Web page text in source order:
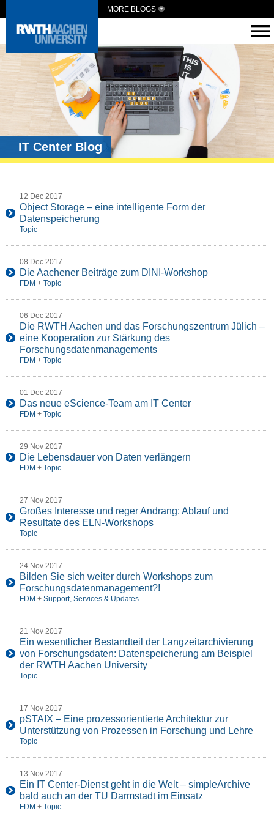
MORE BLOGS
IT Center Blog
12 Dec 2017
Object Storage – eine intelligente Form der
Datenspeicherung
Topic
08 Dec 2017
Die Aachener Beiträge zum DINI-Workshop
FDM + Topic
06 Dec 2017
Die RWTH Aachen und das Forschungszentrum Jülich –
eine Kooperation zur Stärkung des
Forschungsdatenmanagements
FDM + Topic
01 Dec 2017
Das neue eScience-Team am IT Center
FDM + Topic
29 Nov 2017
Die Lebensdauer von Daten verlängern
FDM + Topic
27 Nov 2017
Großes Interesse und reger Andrang: Ablauf und
Resultate des ELN-Workshops
Topic
24 Nov 2017
Bilden Sie sich weiter durch Workshops zum
Forschungsdatenmanagement?!
FDM + Support, Services & Updates
21 Nov 2017
Ein wesentlicher Bestandteil der Langzeitarchivierung
von Forschungsdaten: Datenspeicherung am Beispiel
der RWTH Aachen University
Topic
17 Nov 2017
pSTAIX – Eine prozessorientierte Architektur zur
Unterstützung von Prozessen in Forschung und Lehre
Topic
13 Nov 2017
Ein IT Center-Dienst geht in die Welt – simpleArchive
bald auch an der TU Darmstadt im Einsatz
FDM + Topic